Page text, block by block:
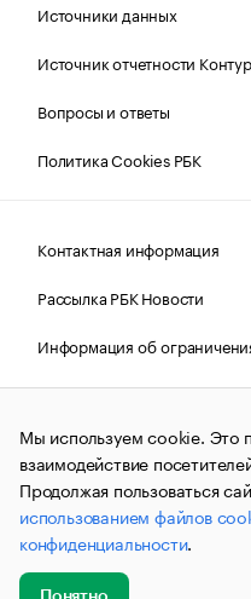
Источники данных
Источник отчетности
Вопросы и ответы
Политика Cookies РБК
Контактная информация
Рассылка РБК Новости
Информация об
Правовая информация
© АО
и материалы
(зарегистрировано
связи, информационных
коммуникаций
№ФС77-63848)
публикации могут
не предназначенную для
до 18 лет.
Мы используем cookie. Это
взаимодействие
Продолжая пользоваться
использованием файлов
конфиденциальности.